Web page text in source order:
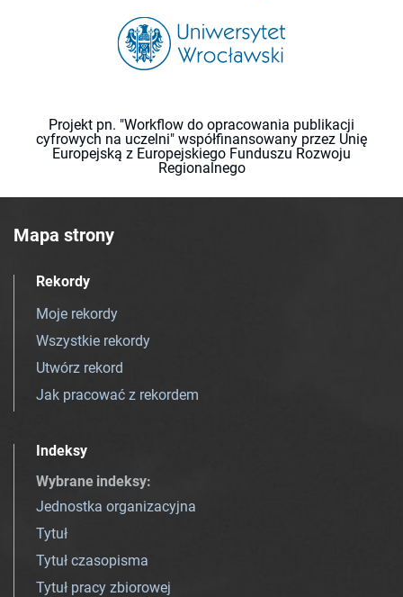
Projekt pn. "Workflow do opracowania publikacji
cyfrowych na uczelni" współfinansowany przez Unię
Europejską z Europejskiego Funduszu Rozwoju
Regionalnego
Mapa strony
Rekordy
Moje rekordy
Wszystkie rekordy
Utwórz rekord
Jak pracować z rekordem
Indeksy
Wybrane indeksy:
Jednostka organizacyjna
Tytuł
Tytuł czasopisma
Tytuł pracy zbiorowej